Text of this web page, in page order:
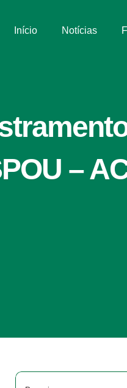
Início Notícias
–
Buscar